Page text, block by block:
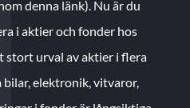
denna länk). Nu är du
i aktier och fonder hos
stort urval av aktier i flera
bilar, elektronik, vitvaror,